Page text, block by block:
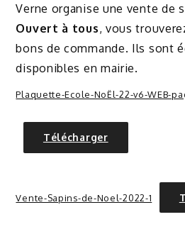
Verne organise une vente de
Ouvert à tous, vous
bons de commande. Ils sont
disponibles en mairie.
Plaquette-Ecole-NoËl-22-v6-WEB-
Télécharger
Vente-Sapins-de-Noel-2022-1